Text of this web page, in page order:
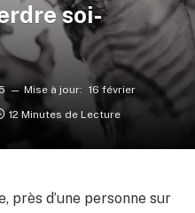
soi-
Mise à jour: 16 février
12 Minutes de Lecture
près d’une personne sur